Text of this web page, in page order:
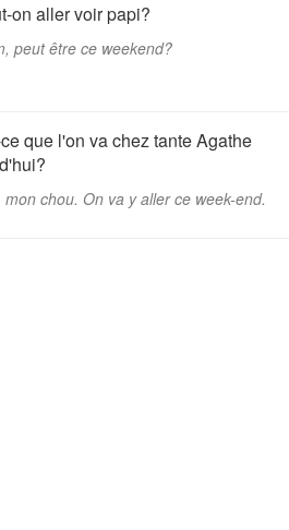
on aller voir papi?
peut être ce weekend?
que l'on va chez tante Agathe
mon chou. On va y aller ce week-end.